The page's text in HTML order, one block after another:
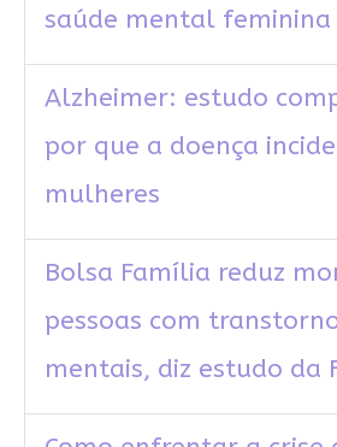
saúde mental feminina
Alzheimer: estudo
por que a doença
mulheres
Bolsa Família reduz
pessoas com
mentais, diz estudo da